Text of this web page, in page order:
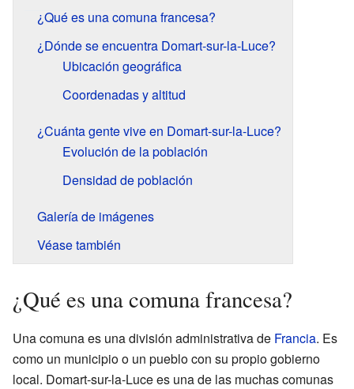
¿Qué es una comuna francesa?
¿Dónde se encuentra Domart-sur-la-Luce?
Ubicación geográfica
Coordenadas y altitud
¿Cuánta gente vive en Domart-sur-la-Luce?
Evolución de la población
Densidad de población
Galería de imágenes
Véase también
¿Qué es una comuna francesa?
Una comuna es una división administrativa de Francia. Es
como un municipio o un pueblo con su propio gobierno
local. Domart-sur-la-Luce es una de las muchas comunas